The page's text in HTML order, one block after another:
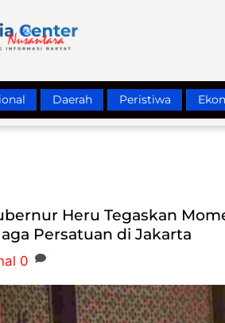
Daerah Peristiwa
Heru Tegaskan
Persatuan di Jakarta
0